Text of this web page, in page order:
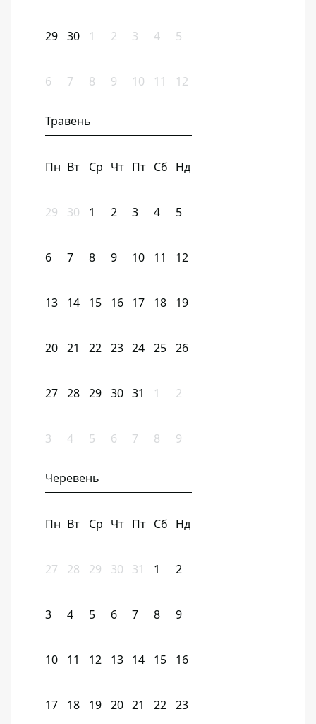
29 30 1 2 3 4 5
6 7 8 9 10 11 12
Травень
Пн Вт Ср Чт Пт Сб Нд
29 30 1 2 3 4 5
6 7 8 9 10 11 12
13 14 15 16 17 18 19
20 21 22 23 24 25 26
27 28 29 30 31 1 2
3 4 5 6 7 8 9
Черевень
Пн Вт Ср Чт Пт Сб Нд
27 28 29 30 31 1 2
3 4 5 6 7 8 9
10 11 12 13 14 15 16
17 18 19 20 21 22 23